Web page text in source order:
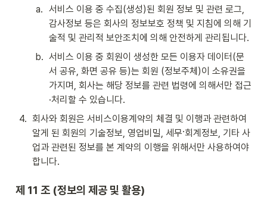
a. 서비스 이용 중 수집(생성)된 회원 정보 및 관련 로그,
감사정보 등은 회사의 정보보호 정책 및 지침에 의해 기
술적 및 관리적 보안조치에 의해 안전하게 관리됩니다.
b. 서비스 이용 중 회원이 생성한 모든 이용자 데이터(문
서 공유, 화면 공유 등)는 회원 (정보주체)이 소유권을
가지며, 회사는 해당 정보를 관련 법령에 의해서만 접근
·처리할 수 있습니다.
4. 회사와 회원은 서비스이용계약의 체결 및 이행과 관련하여
알게 된 회원의 기술정보, 영업비밀, 세무·회계정보, 기타 사
업과 관련된 정보를 본 계약의 이행을 위해서만 사용하여야
합니다.
제 11 조 (정보의 제공 및 활용)